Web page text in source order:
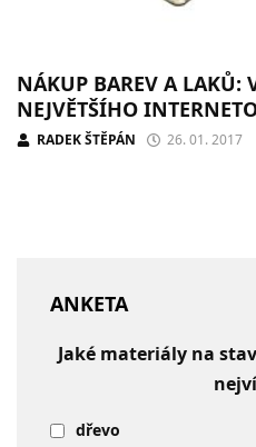
NÁKUP BAREV A LAKŮ:
NEJVĚTŠÍHO
RADEK ŠTĚPÁN 26. 01. 2017
ANKETA
Jaké materiály na
dřevo